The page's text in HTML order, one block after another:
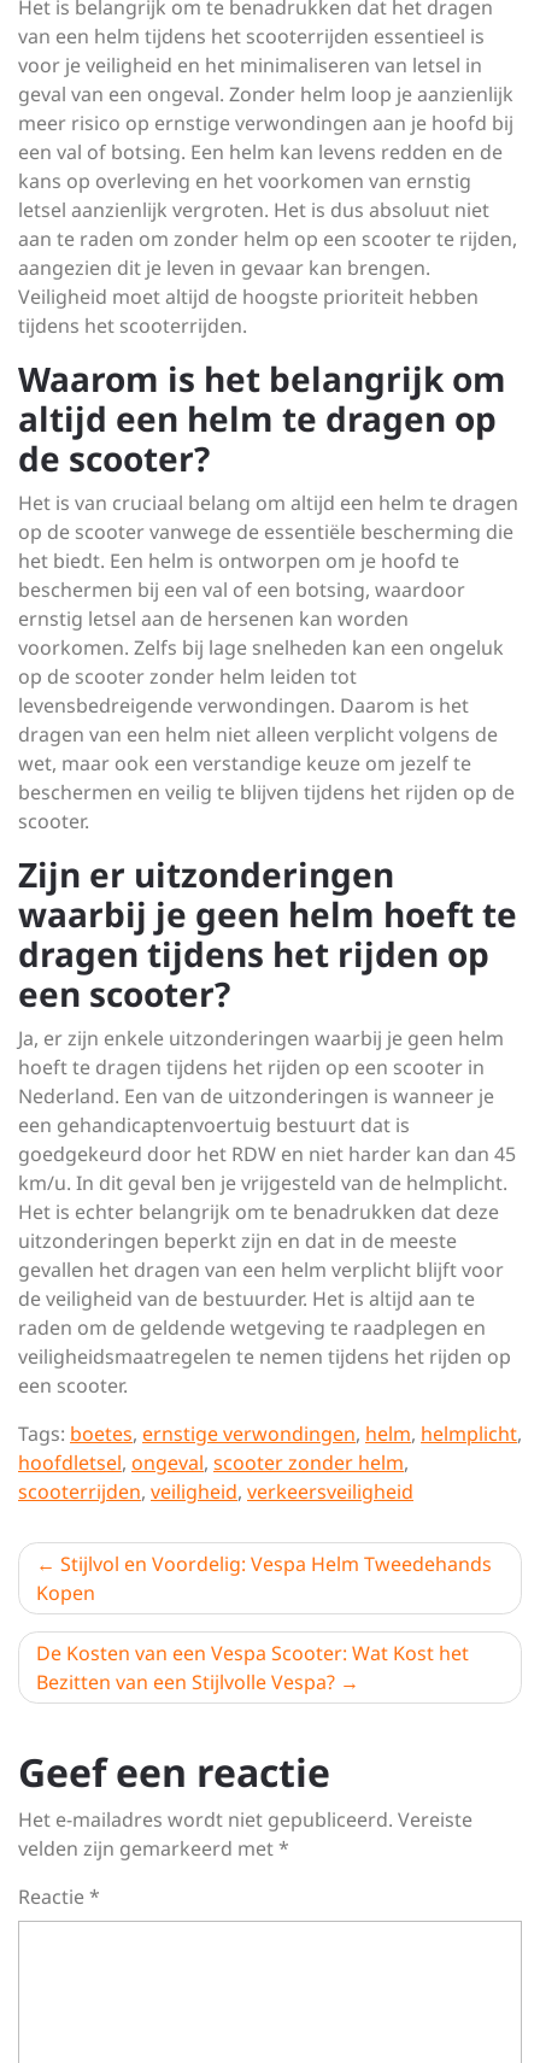
Het is belangrijk om te benadrukken dat het dragen
van een helm tijdens het scooterrijden essentieel is
voor je veiligheid en het minimaliseren van letsel in
geval van een ongeval. Zonder helm loop je aanzienlijk
meer risico op ernstige verwondingen aan je hoofd bij
een val of botsing. Een helm kan levens redden en de
kans op overleving en het voorkomen van ernstig
letsel aanzienlijk vergroten. Het is dus absoluut niet
aan te raden om zonder helm op een scooter te rijden,
aangezien dit je leven in gevaar kan brengen.
Veiligheid moet altijd de hoogste prioriteit hebben
tijdens het scooterrijden.
Waarom is het belangrijk om
altijd een helm te dragen op
de scooter?
Het is van cruciaal belang om altijd een helm te dragen
op de scooter vanwege de essentiële bescherming die
het biedt. Een helm is ontworpen om je hoofd te
beschermen bij een val of een botsing, waardoor
ernstig letsel aan de hersenen kan worden
voorkomen. Zelfs bij lage snelheden kan een ongeluk
op de scooter zonder helm leiden tot
levensbedreigende verwondingen. Daarom is het
dragen van een helm niet alleen verplicht volgens de
wet, maar ook een verstandige keuze om jezelf te
beschermen en veilig te blijven tijdens het rijden op de
scooter.
Zijn er uitzonderingen
waarbij je geen helm hoeft te
dragen tijdens het rijden op
een scooter?
Ja, er zijn enkele uitzonderingen waarbij je geen helm
hoeft te dragen tijdens het rijden op een scooter in
Nederland. Een van de uitzonderingen is wanneer je
een gehandicaptenvoertuig bestuurt dat is
goedgekeurd door het RDW en niet harder kan dan 45
km/u. In dit geval ben je vrijgesteld van de helmplicht.
Het is echter belangrijk om te benadrukken dat deze
uitzonderingen beperkt zijn en dat in de meeste
gevallen het dragen van een helm verplicht blijft voor
de veiligheid van de bestuurder. Het is altijd aan te
raden om de geldende wetgeving te raadplegen en
veiligheidsmaatregelen te nemen tijdens het rijden op
een scooter.
Tags: boetes, ernstige verwondingen, helm, helmplicht,
hoofdletsel, ongeval, scooter zonder helm,
scooterrijden, veiligheid, verkeersveiligheid
Berichtnavigatie
Stijlvol en Voordelig: Vespa Helm Tweedehands
Kopen
De Kosten van een Vespa Scooter: Wat Kost het
Bezitten van een Stijlvolle Vespa?
Geef een reactie
Het e-mailadres wordt niet gepubliceerd. Vereiste
velden zijn gemarkeerd met*
Reactie*